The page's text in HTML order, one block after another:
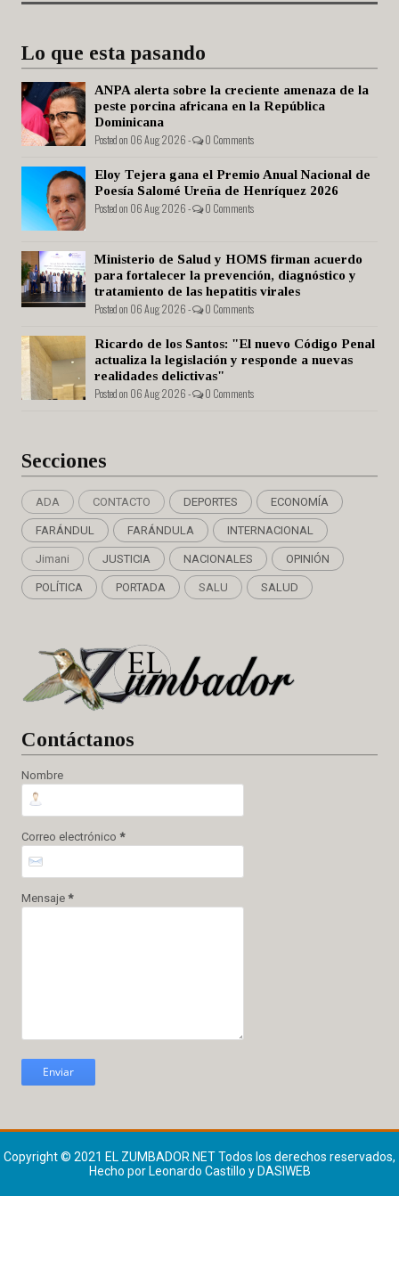
Lo que esta pasando
ANPA alerta sobre la creciente amenaza de la
peste porcina africana en la República
Dominicana
Posted on 06 Aug 2026 - 0 Comments
Eloy Tejera gana el Premio Anual Nacional de
Poesía Salomé Ureña de Henríquez 2026
Posted on 06 Aug 2026 - 0 Comments
Ministerio de Salud y HOMS firman acuerdo
para fortalecer la prevención, diagnóstico y
tratamiento de las hepatitis virales
Posted on 06 Aug 2026 - 0 Comments
Ricardo de los Santos: "El nuevo Código Penal
actualiza la legislación y responde a nuevas
realidades delictivas"
Posted on 06 Aug 2026 - 0 Comments
Secciones
ADA CONTACTO DEPORTES ECONOMÍA
FARÁNDUL FARÁNDULA INTERNACIONAL
Jimani JUSTICIA NACIONALES OPINIÓN
POLÍTICA PORTADA SALU SALUD
Contáctanos
Nombre
Correo electrónico *
Mensaje *
Copyright © 2021 EL ZUMBADOR.NETTodos los derechos reservados,
Hecho por Leonardo Castillo y DASIWEB